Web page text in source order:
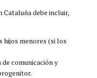
debe incluir,
hijos menores (si los
de comunicación y